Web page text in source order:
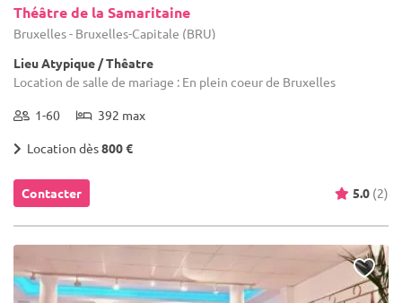
Théâtre de la Samaritaine
Bruxelles - Bruxelles-Capitale (BRU)
Lieu Atypique / Thêatre
Location de salle de mariage : En plein coeur de Bruxelles
1-60 392 max
Location dès800 €
Contacter 5.0 (2)